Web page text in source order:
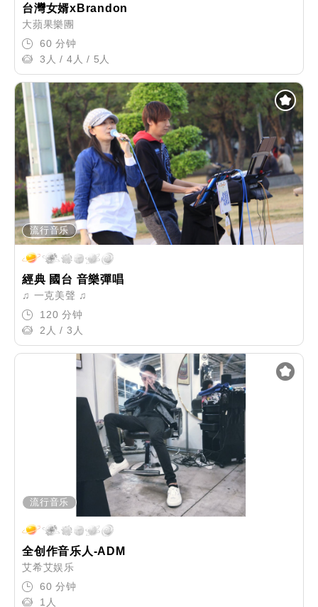
台灣女婿xBrandon
大蘋果樂團
60 分钟
3人 / 4人 / 5人
流行音乐
經典 國台 音樂彈唱
♫ 一克美聲 ♫
120 分钟
2人 / 3人
流行音乐
全创作音乐人-ADM
艾希艾娱乐
60 分钟
1人